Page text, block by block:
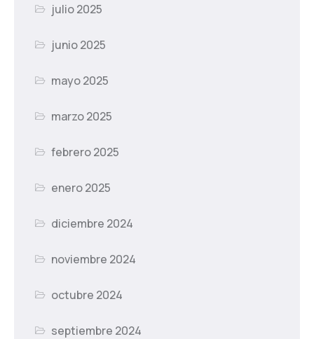
julio 2025
junio 2025
mayo 2025
marzo 2025
febrero 2025
enero 2025
diciembre 2024
noviembre 2024
octubre 2024
septiembre 2024